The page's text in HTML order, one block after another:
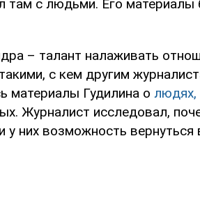
там с людьми. Его материалы
– талант налаживать
с кем другим
материалы Гудилина о людях,
Журналист исследовал,
у них возможность